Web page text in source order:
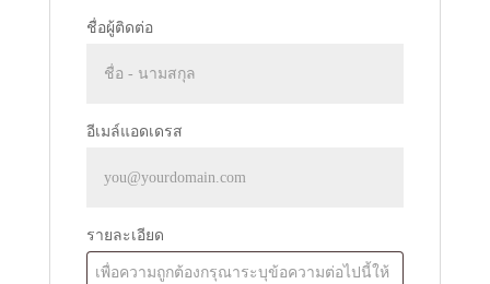
ชื่อผู้ติดต่อ
อีเมล์แอดเดรส
รายละเอียด